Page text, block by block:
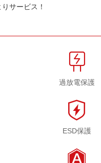
サービス！
過放電保護
ESD保護